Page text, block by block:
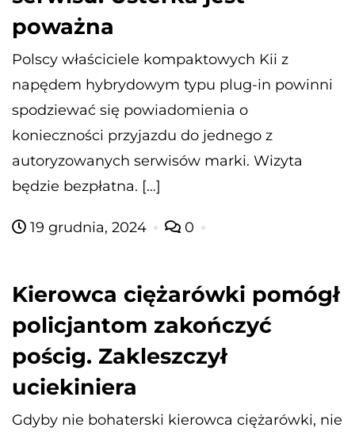
poważna
Polscy właściciele kompaktowych Kii z
napędem hybrydowym typu plug-in powinni
spodziewać się powiadomienia o
konieczności przyjazdu do jednego z
autoryzowanych serwisów marki. Wizyta
będzie bezpłatna. […]
19 grudnia, 2024 0
Kierowca ciężarówki pomógł
policjantom zakończyć
pościg. Zakleszczył
uciekiniera
Gdyby nie bohaterski kierowca ciężarówki, nie